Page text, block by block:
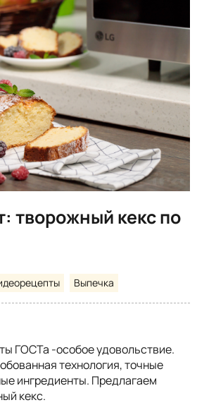
творожный кекс по
Выпечка
ГОСТа -особое удовольствие.
технология, точные
ингредиенты. Предлагаем
кекс.